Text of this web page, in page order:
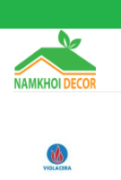
to
content